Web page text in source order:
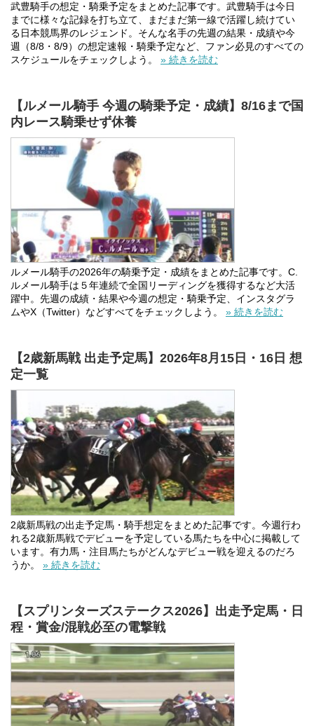
武豊騎手の想定・騎乗予定をまとめた記事です。武豊騎手は今日
までに様々な記録を打ち立て、まだまだ第一線で活躍し続けてい
る日本競馬界のレジェンド。そんな名手の先週の結果・成績や今
週（8/8・8/9）の想定速報・騎乗予定など、ファン必見のすべての
スケジュールをチェックしよう。 » 続きを読む
【ルメール騎手 今週の騎乗予定・成績】8/16まで国
内レース騎乗せず休養
ルメール騎手の2026年の騎乗予定・成績をまとめた記事です。C.
ルメール騎手は５年連続で全国リーディングを獲得するなど大活
躍中。先週の成績・結果や今週の想定・騎乗予定、インスタグラ
ムやX（Twitter）などすべてをチェックしよう。 » 続きを読む
【2歳新馬戦 出走予定馬】2026年8月15日・16日 想
定一覧
2歳新馬戦の出走予定馬・騎手想定をまとめた記事です。今週行わ
れる2歳新馬戦でデビューを予定している馬たちを中心に掲載して
います。有力馬・注目馬たちがどんなデビュー戦を迎えるのだろ
うか。 » 続きを読む
【スプリンターズステークス2026】出走予定馬・日
程・賞金/混戦必至の電撃戦